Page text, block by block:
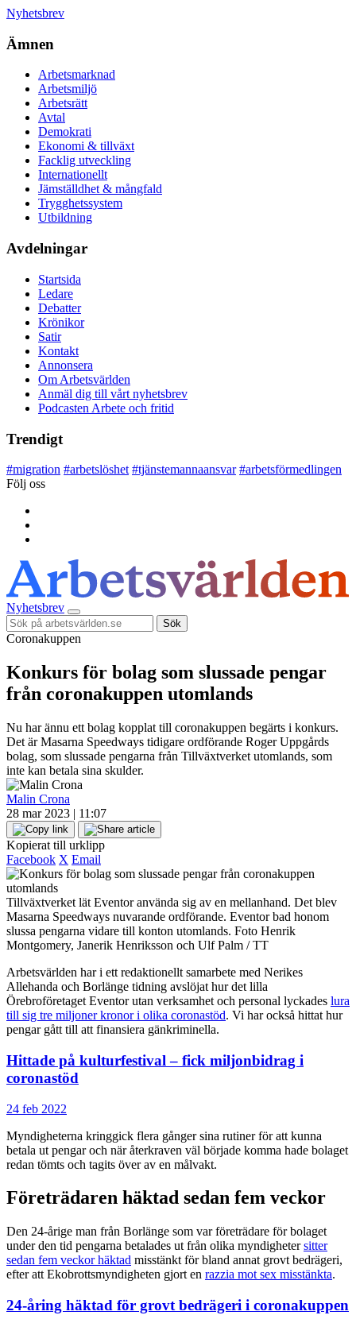
Nyhetsbrev
Ämnen
Arbetsmarknad
Arbetsmiljö
Arbetsrätt
Avtal
Demokrati
Ekonomi & tillväxt
Facklig utveckling
Internationellt
Jämställdhet & mångfald
Trygghetssystem
Utbildning
Avdelningar
Startsida
Ledare
Debatter
Krönikor
Satir
Kontakt
Annonsera
Om Arbetsvärlden
Anmäl dig till vårt nyhetsbrev
Podcasten Arbete och fritid
Trendigt
#migration #arbetslöshet #tjänstemannaansvar #arbetsförmedlingen
Följ oss
Nyhetsbrev
Sök
Coronakuppen
Konkurs för bolag som slussade pengar
från coronakuppen utomlands
Nu har ännu ett bolag kopplat till coronakuppen begärts i konkurs.
Det är Masarna Speedways tidigare ordförande Roger Uppgårds
bolag, som slussade pengarna från Tillväxtverket utomlands, som
inte kan betala sina skulder.
Malin Crona
28 mar 2023 | 11:07
Kopierat till urklipp
Facebook X Email
Tillväxtverket lät Eventor använda sig av en mellanhand. Det blev
Masarna Speedways nuvarande ordförande. Eventor bad honom
slussa pengarna vidare till konton utomlands. Foto Henrik
Montgomery, Janerik Henriksson och Ulf Palm / TT
Arbetsvärlden har i ett redaktionellt samarbete med Nerikes
Allehanda och Borlänge tidning avslöjat hur det lilla
Örebroföretaget Eventor utan verksamhet och personal lyckades lura
till sig tre miljoner kronor i olika coronastöd. Vi har också hittat hur
pengar gått till att finansiera gänkriminella.
Hittade på kulturfestival – fick miljonbidrag i
coronastöd
24 feb 2022
Myndigheterna kringgick flera gånger sina rutiner för att kunna
betala ut pengar och när återkraven väl började komma hade bolaget
redan tömts och tagits över av en målvakt.
Företrädaren häktad sedan fem veckor
Den 24-årige man från Borlänge som var företrädare för bolaget
under den tid pengarna betalades ut från olika myndighetersitter
sedan fem veckor häktad misstänkt för bland annat grovt bedrägeri,
efter att Ekobrottsmyndigheten gjort en razzia mot sex misstänkta.
24-åring häktad för grovt bedrägeri i coronakuppen